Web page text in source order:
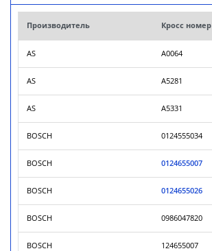
Производитель Кросс номер
AS A0064
AS A5281
AS A5331
BOSCH 0124555034
BOSCH 0124655007
BOSCH 0124655026
BOSCH 0986047820
BOSCH 124655007